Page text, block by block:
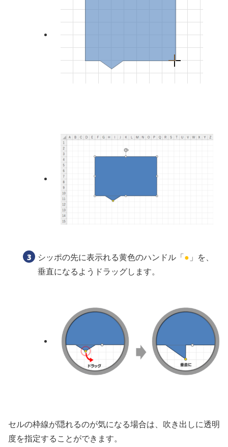
シッポの先に表示れる黄色のハンドル「 ● 」を、
垂直になるようドラッグします。
セルの枠線が隠れるのが気になる場合は、吹き出しに透明
度を指定することができます。